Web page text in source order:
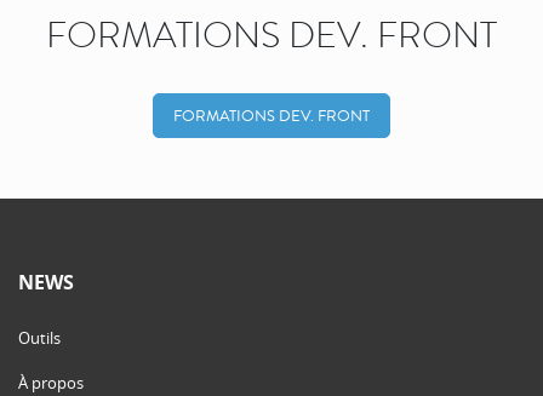
FORMATIONS DEV. FRONT
FORMATIONS DEV. FRONT
NEWS
Outils
À propos